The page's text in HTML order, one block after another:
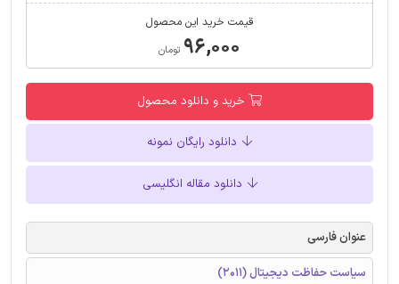
قیمت خرید این محصول
۹۶,۰۰۰ تومان
خرید و دانلود محصول
دانلود رایگان نمونه
دانلود مقاله انگلیسی
عنوان فارسی
سیاست حفاظت دیجیتال (2011)